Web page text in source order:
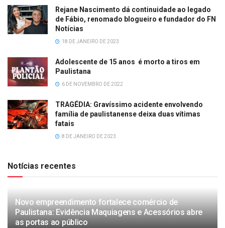
Rejane Nascimento dá continuidade ao legado
de Fábio, renomado blogueiro e fundador do FN
Notícias
18 DE JANEIRO DE 2023
Adolescente de 15 anos é morto a tiros em
Paulistana
6 DE NOVEMBRO DE 2022
TRAGÉDIA: Gravíssimo acidente envolvendo
família de paulistanense deixa duas vítimas
fatais
8 DE JANEIRO DE 2023
Notícias recentes
Novo empreendimento fortalece comércio de
Paulistana: Evidência Maquiagens e Acessórios abre
as portas ao público